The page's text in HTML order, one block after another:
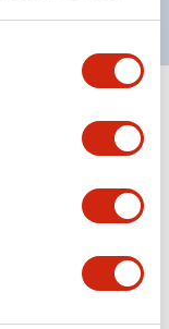
Tout développer+